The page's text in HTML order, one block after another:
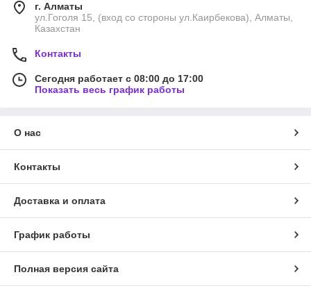
г. Алматы
ул.Гоголя 15, (вход со стороны ул.Каирбекова), Алматы,
Казахстан
Контакты
Сегодня работает с 08:00 до 17:00
Показать весь график работы
О нас
Контакты
Доставка и оплата
График работы
Полная версия сайта